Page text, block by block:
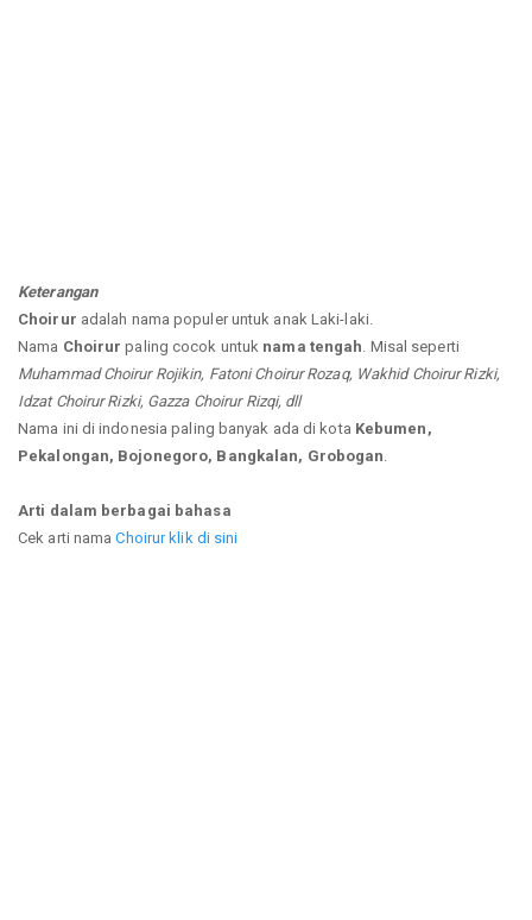
Keterangan
Choirur adalah nama populer untuk anak Laki-laki.
Nama Choirur paling cocok untuk nama tengah . Misal seperti
Muhammad Choirur Rojikin, Fatoni Choirur Rozaq, Wakhid Choirur Rizki,
Idzat Choirur Rizki, Gazza Choirur Rizqi, dll
Nama ini di indonesia paling banyak ada di kota Kebumen,
Pekalongan, Bojonegoro, Bangkalan, Grobogan
Arti dalam berbagai bahasa
Cek arti namaChoirur klik di sini